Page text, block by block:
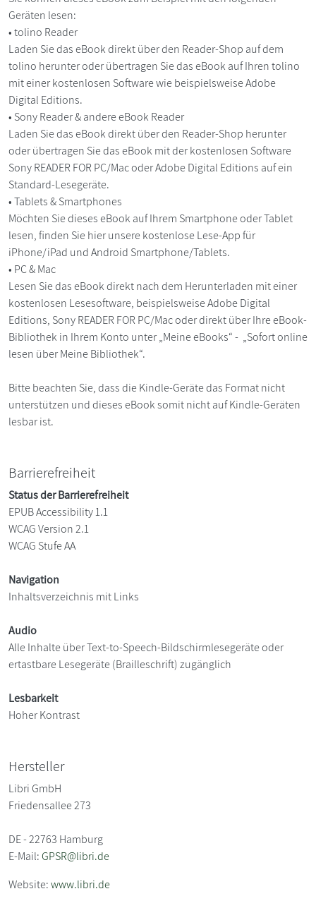
Geräten lesen:
• tolino Reader
Laden Sie das eBook direkt über den Reader-Shop auf dem
tolino herunter oder übertragen Sie das eBook auf Ihren tolino
mit einer kostenlosen Software wie beispielsweise Adobe
Digital Editions.
• Sony Reader & andere eBook Reader
Laden Sie das eBook direkt über den Reader-Shop herunter
oder übertragen Sie das eBook mit der kostenlosen Software
Sony READER FOR PC/Mac oder Adobe Digital Editions auf ein
Standard-Lesegeräte.
• Tablets & Smartphones
Möchten Sie dieses eBook auf Ihrem Smartphone oder Tablet
lesen, finden Sie hier unsere kostenlose Lese-App für
iPhone/iPad und Android Smartphone/Tablets.
• PC & Mac
Lesen Sie das eBook direkt nach dem Herunterladen mit einer
kostenlosen Lesesoftware, beispielsweise Adobe Digital
Editions, Sony READER FOR PC/Mac oder direkt über Ihre eBook-
Bibliothek in Ihrem Konto unter „Meine eBooks“ - „Sofort online
lesen über Meine Bibliothek“.
Bitte beachten Sie, dass die Kindle-Geräte das Format nicht
unterstützen und dieses eBook somit nicht auf Kindle-Geräten
lesbar ist.
Barrierefreiheit
Status der Barrierefreiheit
EPUB Accessibility 1.1
WCAG Version 2.1
WCAG Stufe AA
Navigation
Inhaltsverzeichnis mit Links
Audio
Alle Inhalte über Text-to-Speech-Bildschirmlesegeräte oder
ertastbare Lesegeräte (Brailleschrift) zugänglich
Lesbarkeit
Hoher Kontrast
Hersteller
Libri GmbH
Friedensallee 273
DE - 22763 Hamburg
E-Mail:GPSR@libri.de
Website:www.libri.de